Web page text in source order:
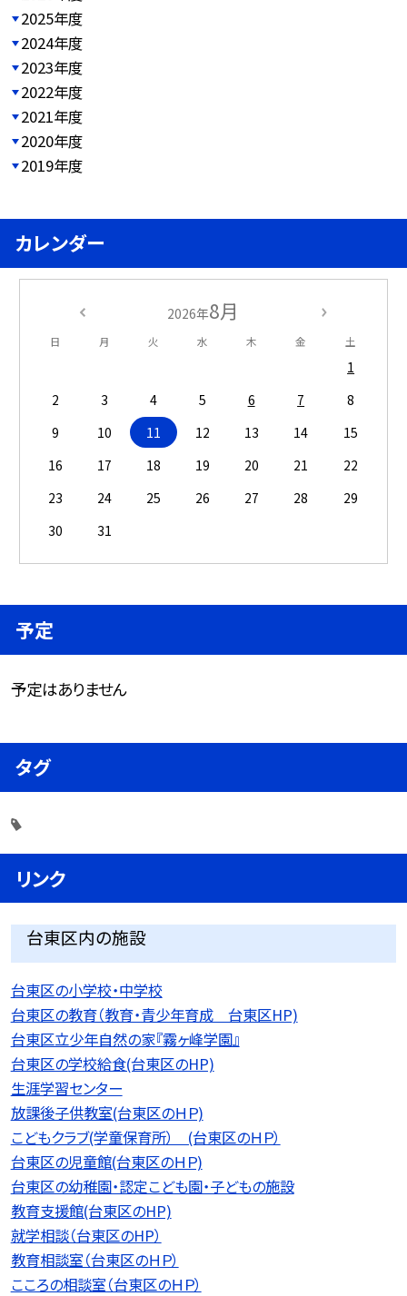
2025年度
2024年度
2023年度
2022年度
2021年度
2020年度
2019年度
カレンダー
2026年8月
日 月 火 水 木 金 土
1
2
3 4 5 6 7
8
9
10 11 12 13 14
15
16
17 18 19 20 21
22
23
24 25 26 27 28
29
30
31
予定
予定はありません
タグ
リンク
台東区内の施設
台東区の小学校・中学校
台東区の教育（教育・青少年育成 台東区HP)
台東区立少年自然の家『霧ヶ峰学園』
台東区の学校給食(台東区のHP)
生涯学習センター
放課後子供教室(台東区のＨＰ)
こどもクラブ(学童保育所） (台東区のＨＰ）
台東区の児童館(台東区のＨＰ)
台東区の幼稚園・認定こども園・子どもの施設
教育支援館(台東区のHP)
就学相談（台東区のHP）
教育相談室（台東区のＨＰ）
こころの相談室（台東区のＨＰ）